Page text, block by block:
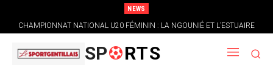
NEWS
CHAMPIONNAT NATIONAL U20 FÉMININ : LA NGOUNIÉ ET L’ESTUAIRE
S’AFFIRMENT, LA NYANGA DÉCROCHE SON PREMIER SUCCÈS
SP RTS